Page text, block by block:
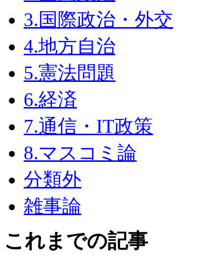
3.国際政治・外交
4.地方自治
5.憲法問題
6.経済
7.通信・IT政策
8.マスコミ論
分類外
雑事論
これまでの記事